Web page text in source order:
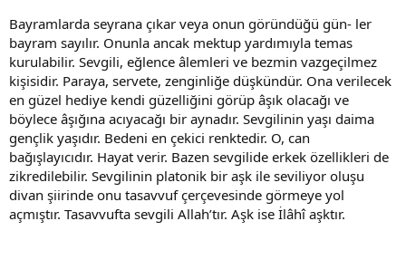
Bayramlarda seyrana çıkar veya onun göründüğü gün- ler
bayram sayılır. Onunla ancak mektup yardımıyla temas
kurulabilir. Sevgili, eğlence âlemleri ve bezmin vazgeçilmez
kişisidir. Paraya, servete, zenginliğe düşkündür. Ona verilecek
en güzel hediye kendi güzelliğini görüp âşık olacağı ve
böylece âşığına acıyacağı bir aynadır. Sevgilinin yaşı daima
gençlik yaşıdır. Bedeni en çekici renktedir. O, can
bağışlayıcıdır. Hayat verir. Bazen sevgilide erkek özellikleri de
zikredilebilir. Sevgilinin platonik bir aşk ile seviliyor oluşu
divan şiirinde onu tasavvuf çerçevesinde görmeye yol
açmıştır. Tasavvufta sevgili Allah’tır. Aşk ise İlâhî aşktır.